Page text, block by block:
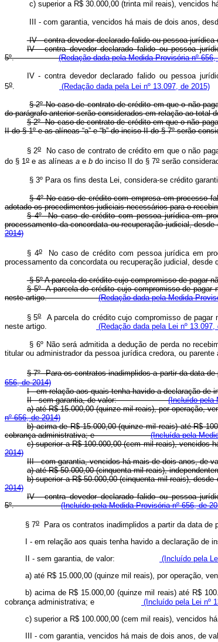
c) superior a R$ 30.000,00 (trinta mil reais), vencidos
III - com garantia, vencidos há mais de dois anos,
IV - contra devedor declarado falido ou pessoa jurídica
IV - contra devedor declarado falido ou pessoa
5º.(Redação dada pela Medida Provisória nº 656,
IV - contra devedor declarado falido ou pessoa
5o (Redação dada pela Lei nº 13.097, de 2015)
§ 2º No caso de contrato de crédito em que o não
do parágrafo anterior serão considerados em relação ao total
§ 2ºNo caso de contrato de crédito em que o não
II do § 1ºe as alíneas “a” e “b” do inciso II do § 7ºserão
§ 2o No caso de contrato de crédito em que o não
do § 1o e as alíneas a e b do inciso II do § 7o serão
§ 3º Para os fins desta Lei, considera-se crédito
§ 4º No caso de crédito com empresa em processo
adotado os procedimentos judiciais necessários para o
§ 4ºNo caso de crédito com pessoa jurídica em
processamento da concordata ou recuperação judicial,
2014)
§ 4oNo caso de crédito com pessoa jurídica em
processamento da concordata ou recuperação judicial,
§ 5º A parcela do crédito cujo compromisso de pagar
§ 5ºA parcela do crédito cujo compromisso de pagar
neste artigo.(Redação dada pela Medida
§ 5oA parcela do crédito cujo compromisso de pagar
neste artigo.
(Redação dada pela Lei nº 13.097,
§ 6º Não será admitida a dedução de perda no
titular ou administrador da pessoa jurídica credora, ou
§ 7ºPara os contratos inadimplidos a partir da data
656, de 2014)
I - em relação aos quais tenha havido a
II - sem garantia, de valor:(Incluído pela
a) até R$ 15.000,00 (quinze mil reais), por
nº 656, de 2014)
b) acima de R$ 15.000,00 (quinze mil reais) até R$
cobrança administrativa; e(Incluída pela
c) superior a R$ 100.000,00 (cem mil reais),
2014)
III - com garantia, vencidos há mais de
a) até R$ 50.000,00 (cinquenta mil reais),
b) superior a R$ 50.000,00 (cinquenta mil reais),
2014)
IV - contra devedor declarado falido ou pessoa
5º.(Incluído pela Medida Provisória nº 656, de
§ 7o Para os contratos inadimplidos a partir da data de
I - em relação aos quais tenha havido a
II - sem garantia, de valor:
(Incluído pela
a) até R$ 15.000,00 (quinze mil reais), por operação,
b) acima de R$ 15.000,00 (quinze mil reais) até R$
cobrança administrativa; e
(Incluído pela Lei nº
c) superior a R$ 100.000,00 (cem mil reais),
III - com garantia, vencidos há mais de dois